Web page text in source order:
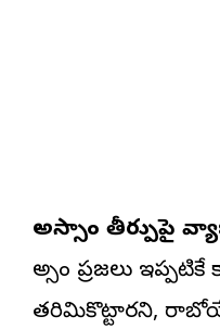
అస్సాం తీర్పుపై
అస్సాం ప్రజలు ఇప్పటికే
తరిమికొట్టారని, రాబోయే